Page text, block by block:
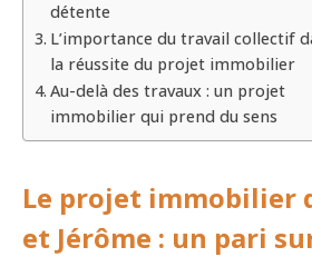
détente
L’importance du travail collectif
la réussite du projet immobilier
Au-delà des travaux : un projet
immobilier qui prend du sens
Le projet immobilier
et Jérôme : un pari